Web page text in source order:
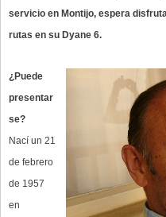
servicio en Montijo, espera
rutas en su Dyane 6.
¿Puede
presentar
se?
Nací un 21
de febrero
de 1957
en